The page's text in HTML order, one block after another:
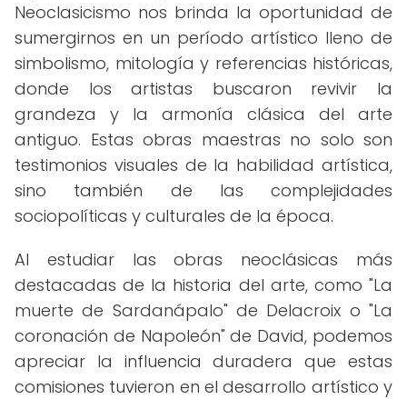
Neoclasicismo nos brinda la oportunidad de
sumergirnos en un período artístico lleno de
simbolismo, mitología y referencias históricas,
donde los artistas buscaron revivir la
grandeza y la armonía clásica del arte
antiguo. Estas obras maestras no solo son
testimonios visuales de la habilidad artística,
sino también de las complejidades
sociopolíticas y culturales de la época.
Al estudiar las obras neoclásicas más
destacadas de la historia del arte, como "La
muerte de Sardanápalo" de Delacroix o "La
coronación de Napoleón" de David, podemos
apreciar la influencia duradera que estas
comisiones tuvieron en el desarrollo artístico y